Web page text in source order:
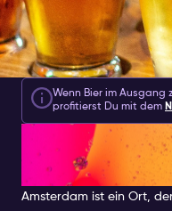
Wenn Bier im Ausgang
profitierst Du mit dem
alle Biere. Aber auch
hat, stehen Dir über
Verfügung, die Dir für
Eintritt bieten, um das
von Amsterdam zu
WO MAN IN
TRINKT: DIE
Amsterdam ist ein Ort,